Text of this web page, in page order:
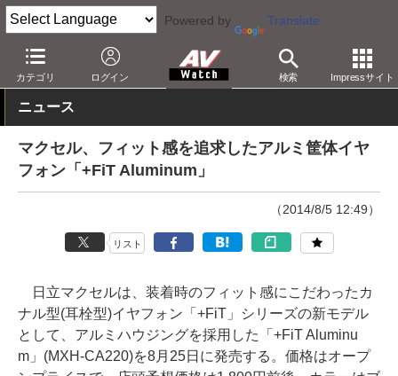
Powered by Translate
カテゴリ ログイン 検索 Impressサイト
AV Watch 製品 ヘッドフォン マクセル
ニュース
マクセル、フィット感を追求したアルミ筐体イヤ
フォン「+FiT Aluminum」
（2014/8/5 12:49）
リスト
日立マクセルは、装着時のフィット感にこだわったカ
ナル型(耳栓型)イヤフォン「+FiT」シリーズの新モデル
として、アルミハウジングを採用した「+FiT Aluminu
m」(MXH-CA220)を8月25日に発売する。価格はオープ